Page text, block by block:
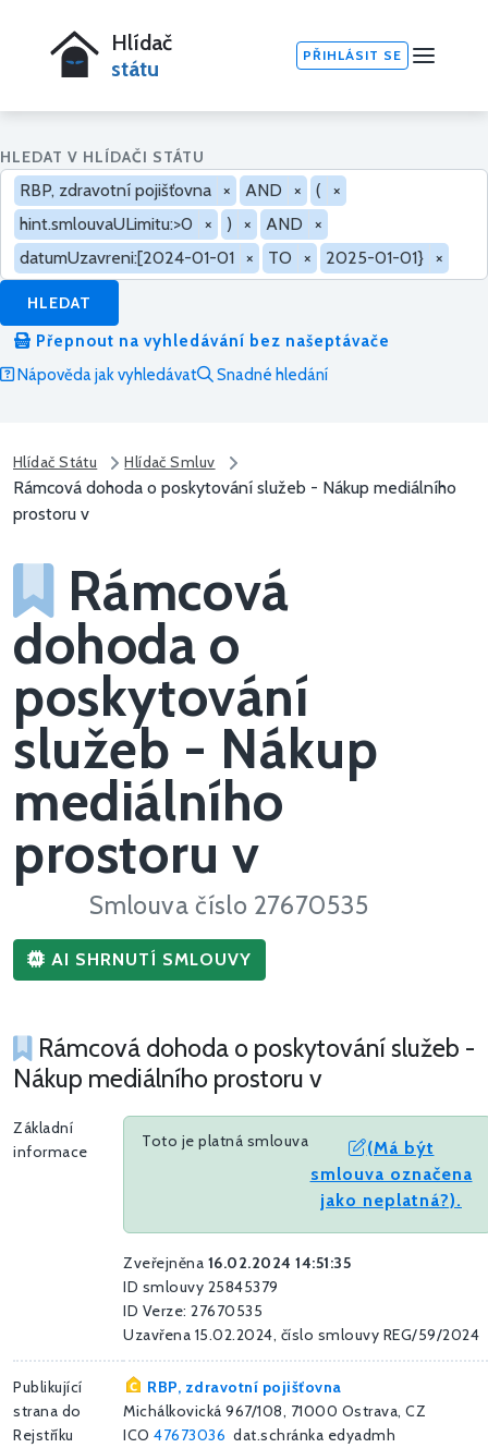
Hlídač
státu
PŘIHLÁSIT SE
HLEDAT V HLÍDAČI STÁTU
RBP, zdravotní pojišťovna × AND × (
×
hint.smlouvaULimitu:>0
× ) × AND
×
datumUzavreni:[2024-01-01 × TO × 2025-01-01} ×
HLEDAT
Přepnout na vyhledávání bez našeptávače
Nápověda jak vyhledávat
Snadné hledání
Hlídač Státu Hlídač Smluv
Rámcová dohoda o poskytování služeb - Nákup mediálního
prostoru v
Rámcová
dohoda o
poskytování
služeb - Nákup
mediálního
prostoru v
Smlouva číslo 27670535
AI SHRNUTÍ SMLOUVY
Rámcová dohoda o poskytování služeb -
Nákup mediálního prostoru v
Základní
informace
Toto je platná smlouva
(Má být
smlouva označena
jako neplatná?).
Zveřejněna 16.02.2024 14:51:35
ID smlouvy 25845379
ID Verze: 27670535
Uzavřena 15.02.2024, číslo smlouvy REG/59/2024
Publikující
strana do
Rejstříku
RBP, zdravotní pojišťovna
Michálkovická 967/108, 71000 Ostrava, CZ
ICO 47673036 dat.schránka edyadmh